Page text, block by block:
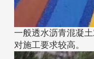
一般透水沥青混凝
对施工要求较高。